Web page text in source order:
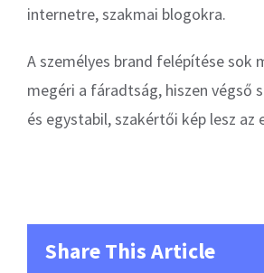
internetre, szakmai blogokra.
A személyes brand felépítése sok
megéri a fáradtság, hiszen végső
és egystabil, szakértői kép lesz az
Share This Article